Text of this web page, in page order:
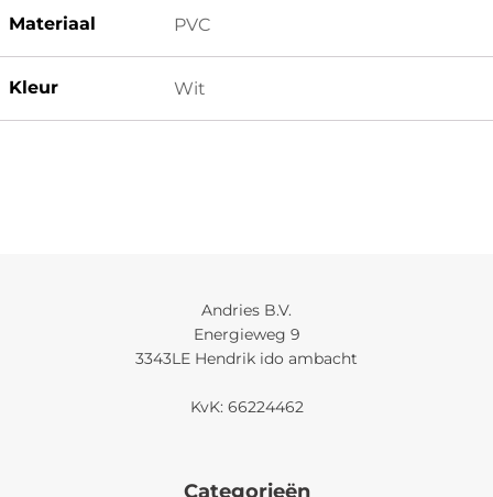
Materiaal PVC
Kleur Wit
Andries B.V.
Energieweg 9
3343LE Hendrik ido ambacht
KvK: 66224462
Categorieën